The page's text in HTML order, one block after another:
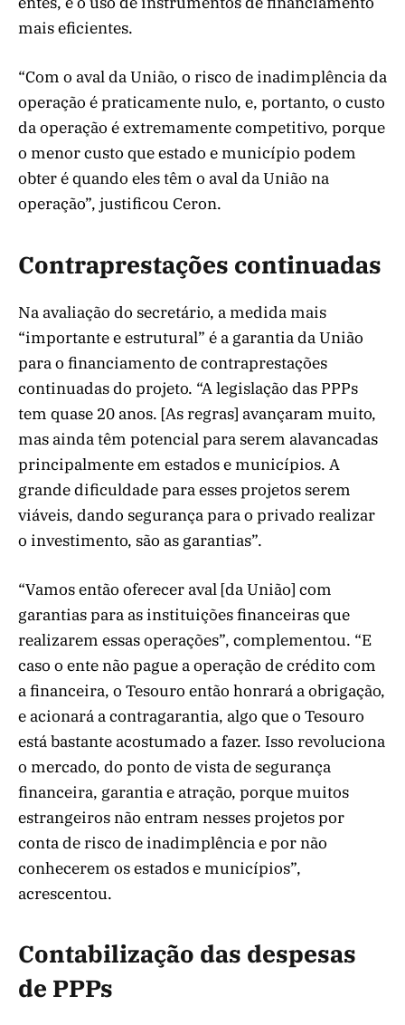
mais eficientes.
“Com o aval da União, o risco de inadimplência da
operação é praticamente nulo, e, portanto, o custo
da operação é extremamente competitivo, porque
o menor custo que estado e município podem
obter é quando eles têm o aval da União na
operação”, justificou Ceron.
Contraprestações continuadas
Na avaliação do secretário, a medida mais
“importante e estrutural” é a garantia da União
para o financiamento de contraprestações
continuadas do projeto. “A legislação das PPPs
tem quase 20 anos. [As regras] avançaram muito,
mas ainda têm potencial para serem alavancadas
principalmente em estados e municípios. A
grande dificuldade para esses projetos serem
viáveis, dando segurança para o privado realizar
o investimento, são as garantias”.
“Vamos então oferecer aval [da União] com
garantias para as instituições financeiras que
realizarem essas operações”, complementou. “E
caso o ente não pague a operação de crédito com
a financeira, o Tesouro então honrará a obrigação,
e acionará a contragarantia, algo que o Tesouro
está bastante acostumado a fazer. Isso revoluciona
o mercado, do ponto de vista de segurança
financeira, garantia e atração, porque muitos
estrangeiros não entram nesses projetos por
conta de risco de inadimplência e por não
conhecerem os estados e municípios”,
acrescentou.
Contabilização das despesas
de PPPs